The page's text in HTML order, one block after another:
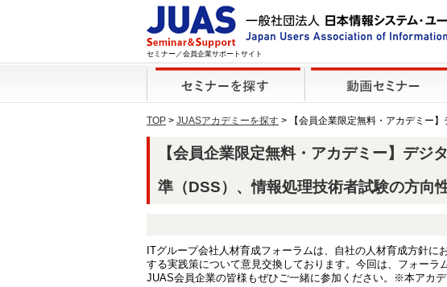
セミナー／会員企業サポートサイト
TOP > JUASアカデミーを探す > 【会員企業限定無料・アカデミー
【会員企業限定無料・アカデミー】デジ
準（DSS）、情報処理技術者試験の方向
ITグループ会社人材育成フォーラムは、自社の人材育成方針
する実践策について意見交換しております。今回は、フォーラ
JUAS会員企業の皆様もぜひご一緒に参加ください。※本アカ